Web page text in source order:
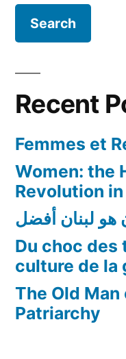
Recent
Femmes et
Women: the
Revolution
هو لبنان أفضل
Du choc des
culture de la
The Old
Patriarchy